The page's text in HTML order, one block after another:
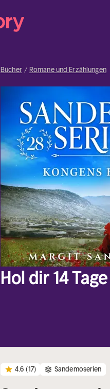
Bücher Romane und Erzählungen
Hol dir 14
4.6 (17) Sandemoserien